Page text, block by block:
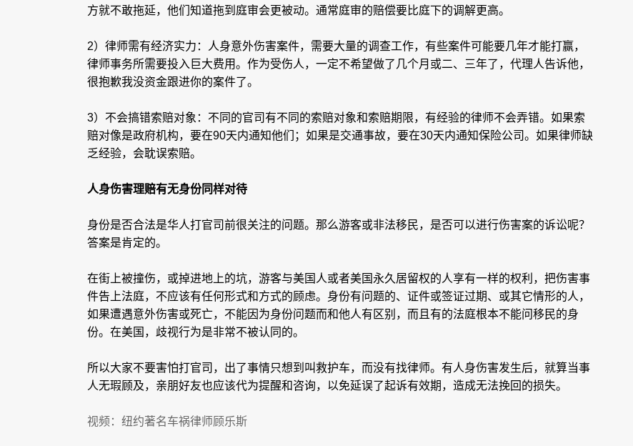
方就不敢拖延，他们知道拖到庭审会更被动。通常庭审的赔偿要比庭下的调解更高。
2）律师需有经济实力：人身意外伤害案件，需要大量的调查工作，有些案件可能要几年才能打赢，
律师事务所需要投入巨大费用。作为受伤人，一定不希望做了几个月或二、三年了，代理人告诉他，
很抱歉我没资金跟进你的案件了。
3）不会搞错索赔对象：不同的官司有不同的索赔对象和索赔期限，有经验的律师不会弄错。如果索
赔对像是政府机构，要在90天内通知他们；如果是交通事故，要在30天内通知保险公司。如果律师缺
乏经验，会耽误索赔。
人身伤害理赔有无身份同样对待
身份是否合法是华人打官司前很关注的问题。那么游客或非法移民，是否可以进行伤害案的诉讼呢？
答案是肯定的。
在街上被撞伤，或掉进地上的坑，游客与美国人或者美国永久居留权的人享有一样的权利，把伤害事
件告上法庭，不应该有任何形式和方式的顾虑。身份有问题的、证件或签证过期、或其它情形的人，
如果遭遇意外伤害或死亡，不能因为身份问题而和他人有区别，而且有的法庭根本不能问移民的身
份。在美国，歧视行为是非常不被认同的。
所以大家不要害怕打官司，出了事情只想到叫救护车，而没有找律师。有人身伤害发生后，就算当事
人无瑕顾及，亲朋好友也应该代为提醒和咨询，以免延误了起诉有效期，造成无法挽回的损失。
视频：纽约著名车祸律师顾乐斯